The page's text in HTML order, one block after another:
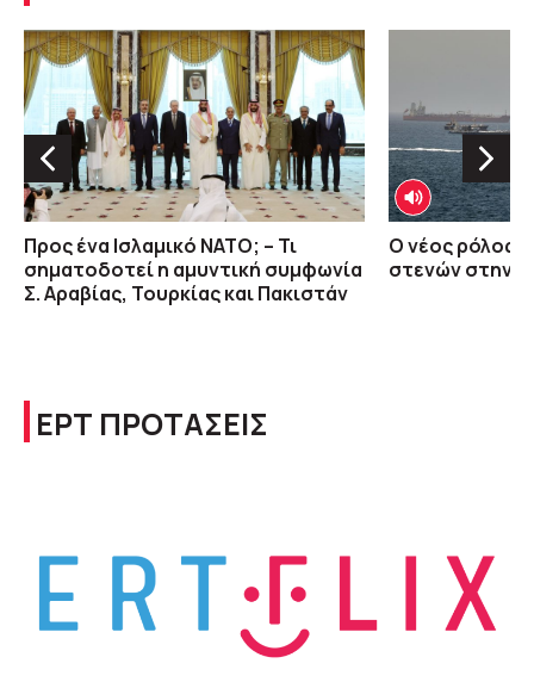
Προς ένα Ισλαμικό ΝΑΤΟ; – Τι
σηματοδοτεί η αμυντική συμφωνία
Σ. Αραβίας, Τουρκίας και Πακιστάν
O νέος ρόλος
στενών στην
ΕΡΤ ΠΡΟΤΑΣΕΙΣ